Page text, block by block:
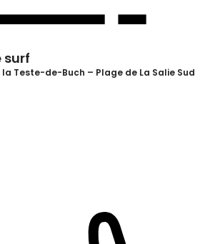
surf
Teste-de-Buch – Plage de La Salie Sud